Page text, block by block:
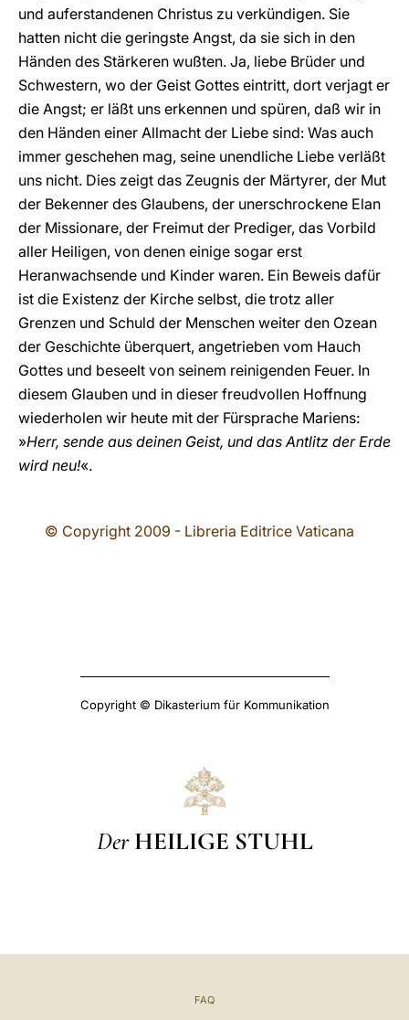
und auferstandenen Christus zu verkündigen. Sie
hatten nicht die geringste Angst, da sie sich in den
Händen des Stärkeren wußten. Ja, liebe Brüder und
Schwestern, wo der Geist Gottes eintritt, dort verjagt er
die Angst; er läßt uns erkennen und spüren, daß wir in
den Händen einer Allmacht der Liebe sind: Was auch
immer geschehen mag, seine unendliche Liebe verläßt
uns nicht. Dies zeigt das Zeugnis der Märtyrer, der Mut
der Bekenner des Glaubens, der unerschrockene Elan
der Missionare, der Freimut der Prediger, das Vorbild
aller Heiligen, von denen einige sogar erst
Heranwachsende und Kinder waren. Ein Beweis dafür
ist die Existenz der Kirche selbst, die trotz aller
Grenzen und Schuld der Menschen weiter den Ozean
der Geschichte überquert, angetrieben vom Hauch
Gottes und beseelt von seinem reinigenden Feuer. In
diesem Glauben und in dieser freudvollen Hoffnung
wiederholen wir heute mit der Fürsprache Mariens:
»Herr, sende aus deinen Geist, und das Antlitz der Erde
wird neu!«.
© Copyright 2009 - Libreria Editrice Vaticana
Copyright © Dikasterium für Kommunikation
Der HEILIGE STUHL
FAQ